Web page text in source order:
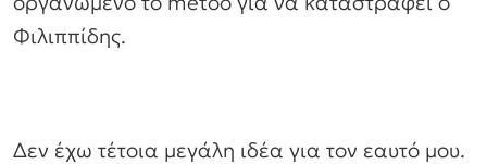
Φιλιππίδης.
Δεν έχω τέτοια μεγάλη ιδέα για τον εαυτό μου.